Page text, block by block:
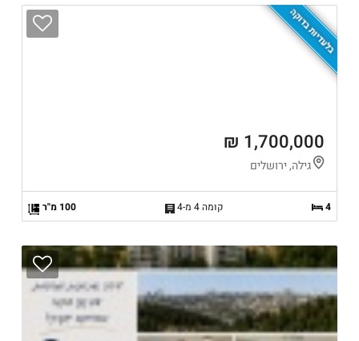
בלעדיות בדוקה
1,700,000 ₪
גילה, ירושלים
4 קומה 4 מ-4 100 מ"ר